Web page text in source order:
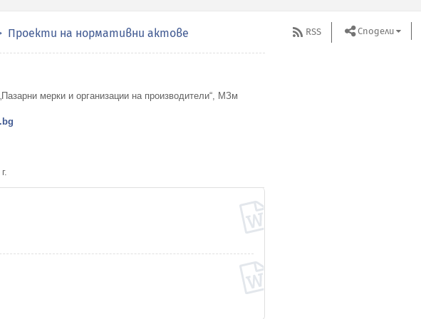
Проекти на нормативни актове
мерки и организации на производители“, МЗм
RSS Сподели